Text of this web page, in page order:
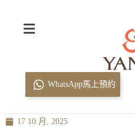
WhatsApp馬上預約
17 10 月, 2025